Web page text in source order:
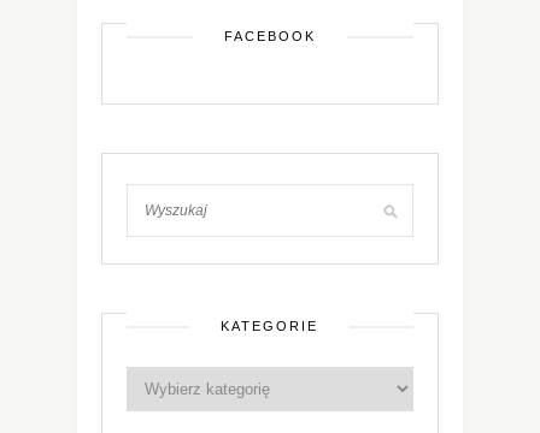
FACEBOOK
KATEGORIE